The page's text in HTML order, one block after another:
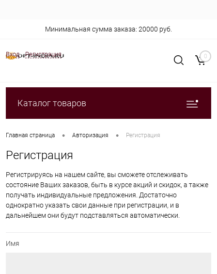
Вход Регистрация
Минимальная сумма заказа: 20000 руб.
0
Каталог товаров
Главная страница • Авторизация • Регистрация
Регистрация
Регистрируясь на нашем сайте, вы сможете отслеживать
состояние Ваших заказов, быть в курсе акций и скидок, а также
получать индивидуальные предложения. Достаточно
однократно указать свои данные при регистрации, и в
дальнейшем они будут подставляться автоматически.
Имя